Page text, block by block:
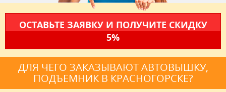
ОСТАВЬТЕ ЗАЯВКУ И ПОЛУЧИТЕ СКИДКУ
5%
ДЛЯ ЧЕГО ЗАКАЗЫВАЮТ АВТОВЫШКУ,
ПОДЪЕМНИК В КРАСНОГОРСКЕ?